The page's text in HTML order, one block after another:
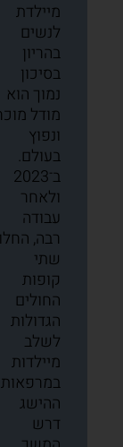
מיילדת
לנשים
בהריון
בסיכון
נמוך הוא
מודל
ונפוץ
בעולם.
ב־2023
ולאחר
עבודה
רבה, החלו
שתי
קופות
החולים
הגדולות
לשלב
מיילדות
ההישג
דרש